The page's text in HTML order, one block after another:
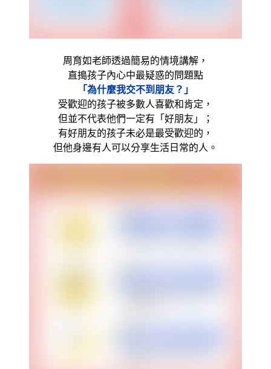
周育如老師透過簡易的情境講解，
直搗孩子內心中最疑惑的問題點
「為什麼我交不到朋友？」
受歡迎的孩子被多數人喜歡和肯定，
但並不代表他們一定有「好朋友」；
有好朋友的孩子未必是最受歡迎的，
但他身邊有人可以分享生活日常的人。